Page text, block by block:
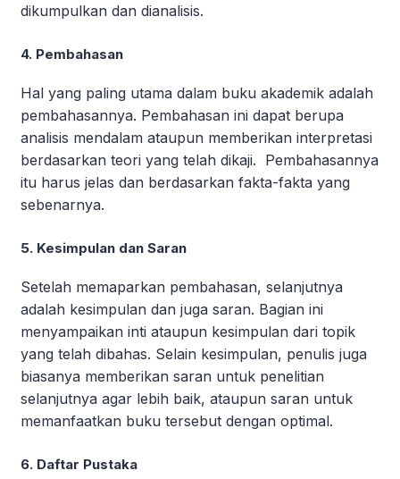
dikumpulkan dan dianalisis.
4. Pembahasan
Hal yang paling utama dalam buku akademik adalah
pembahasannya. Pembahasan ini dapat berupa
analisis mendalam ataupun memberikan interpretasi
berdasarkan teori yang telah dikaji. Pembahasannya
itu harus jelas dan berdasarkan fakta-fakta yang
sebenarnya.
5. Kesimpulan dan Saran
Setelah memaparkan pembahasan, selanjutnya
adalah kesimpulan dan juga saran. Bagian ini
menyampaikan inti ataupun kesimpulan dari topik
yang telah dibahas. Selain kesimpulan, penulis juga
biasanya memberikan saran untuk penelitian
selanjutnya agar lebih baik, ataupun saran untuk
memanfaatkan buku tersebut dengan optimal.
6. Daftar Pustaka